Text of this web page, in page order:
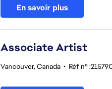
En savoir plus
Associate Artist
Vancouver, Canada • Réf n°